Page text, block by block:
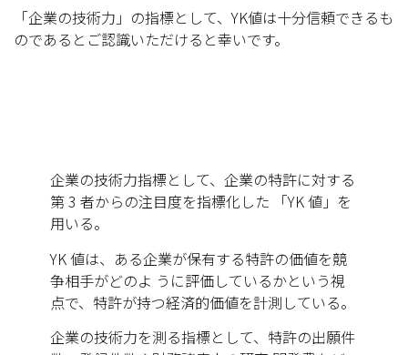
「企業の技術力」の指標として、YK値は十分信頼できるも
のであるとご認識いただけると幸いです。
企業の技術力指標として、企業の特許に対する
第 3 者からの注目度を指標化した 「YK 値」を
用いる。
YK 値は、ある企業が保有する特許の価値を競
争相手がどのよ うに評価しているかという視
点で、特許が持つ経済的価値を計測している。
企業の技術力を測る指標として、特許の出願件